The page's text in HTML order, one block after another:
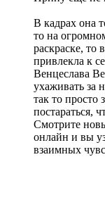
В кадрах она
то на
раскраске, то
привлекла к
Венцеслава
ухаживать за
так то просто
постараться,
Смотрите
онлайн и вы
взаимных